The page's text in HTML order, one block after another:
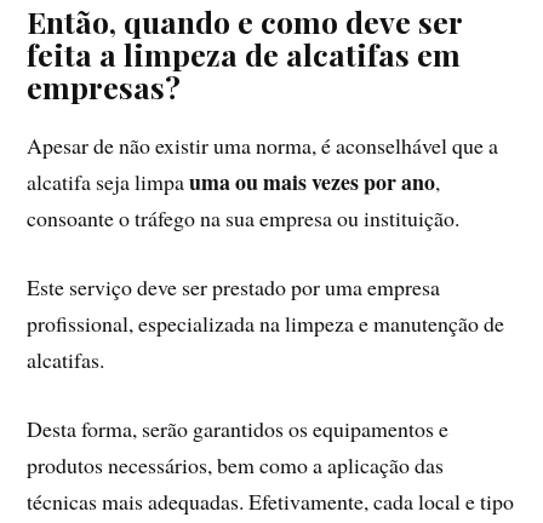
Então, quando e como deve ser
feita a limpeza de alcatifas em
empresas?
Apesar de não existir uma norma, é aconselhável que a
alcatifa seja limpauma ou mais vezes por ano,
consoante o tráfego na sua empresa ou instituição.
Este serviço deve ser prestado por uma empresa
profissional, especializada na limpeza e manutenção de
alcatifas.
Desta forma, serão garantidos os equipamentos e
produtos necessários, bem como a aplicação das
técnicas mais adequadas. Efetivamente, cada local e tipo